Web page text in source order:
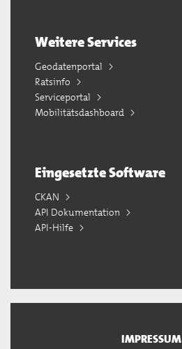
Weitere Services
Geodatenportal
Ratsinfo
Serviceportal
Mobilitätsdashboard
Eingesetzte Software
CKAN
API Dokumentation
API-Hilfe
IMPRESSUM